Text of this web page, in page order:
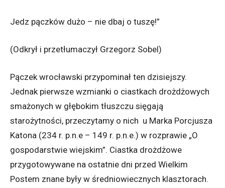
Jedz pączków dużo – nie dbaj o tuszę!”
(Odkrył i przetłumaczył Grzegorz Sobel)
Pączek wrocławski przypominał ten dzisiejszy.
Jednak pierwsze wzmianki o ciastkach drożdżowych
smażonych w głębokim tłuszczu sięgają
starożytności, przeczytamy o nich u Marka Porcjusza
Katona (234 r. p.n.e – 149 r. p.n.e.) w rozprawie „O
gospodarstwie wiejskim”. Ciastka drożdżowe
przygotowywane na ostatnie dni przed Wielkim
Postem znane były w średniowiecznych klasztorach.